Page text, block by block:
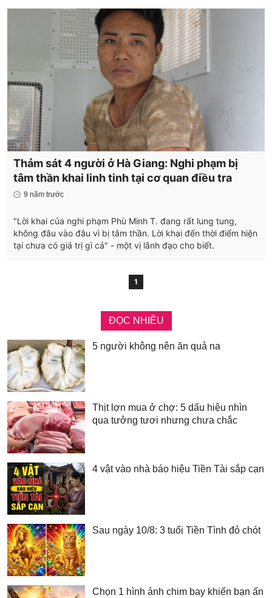
Thảm sát 4 người ở Hà Giang: Nghi phạm bị
tâm thần khai linh tinh tại cơ quan điều tra
9 năm trước
"Lời khai của nghi phạm Phù Minh T. đang rất lung tung,
không đâu vào đâu vì bị tâm thần. Lời khai đến thời điểm hiện
tại chưa có giá trị gì cả" - một vị lãnh đạo cho biết.
1
ĐỌC NHIỀU
5 người không nên ăn quả na
Thịt lợn mua ở chợ: 5 dấu hiệu nhìn
qua tưởng tươi nhưng chưa chắc
4 vật vào nhà báo hiệu Tiền Tài sắp cạn
Sau ngày 10/8: 3 tuổi Tiền Tình đỏ chót
Chọn 1 hình ảnh chim bay khiến bạn ấn